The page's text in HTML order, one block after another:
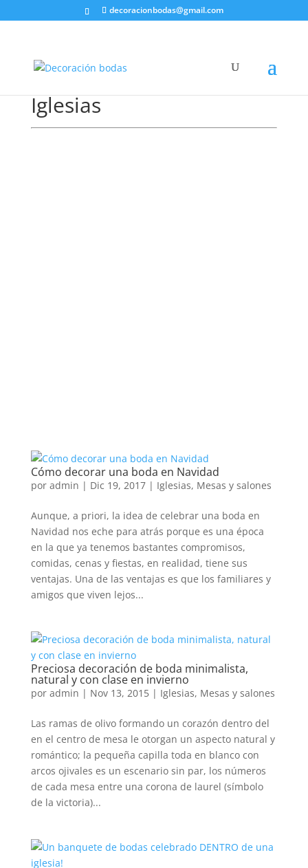
decoracionbodas@gmail.com
Iglesias
Cómo decorar una boda en Navidad
por admin | Dic 19, 2017| Iglesias, Mesas y salones
Aunque, a priori, la idea de celebrar una boda en
Navidad nos eche para atrás porque es una época
en la que ya tenemos bastantes compromisos,
comidas, cenas y fiestas, en realidad, tiene sus
ventajas. Una de las ventajas es que los familiares y
amigos que viven lejos...
Preciosa decoración de boda minimalista,
natural y con clase en invierno
por admin | Nov 13, 2015| Iglesias, Mesas y salones
Las ramas de olivo formando un corazón dentro del
en el centro de mesa le otorgan un aspecto natural y
romántico; la pequeña capilla toda en blanco con
arcos ojivales es un escenario sin par, los números
de cada mesa entre una corona de laurel (símbolo
de la victoria)...